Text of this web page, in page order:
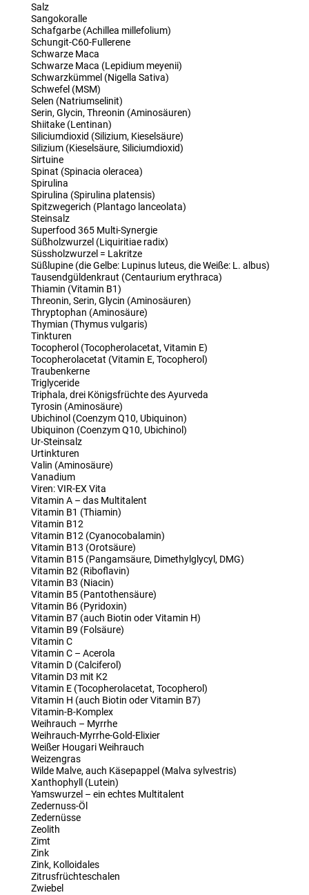
Salz
Sangokoralle
Schafgarbe (Achillea millefolium)
Schungit-C60-Fullerene
Schwarze Maca
Schwarze Maca (Lepidium meyenii)
Schwarzkümmel (Nigella Sativa)
Schwefel (MSM)
Selen (Natriumselinit)
Serin, Glycin, Threonin (Aminosäuren)
Shiitake (Lentinan)
Siliciumdioxid (Silizium, Kieselsäure)
Silizium (Kieselsäure, Siliciumdioxid)
Sirtuine
Spinat (Spinacia oleracea)
Spirulina
Spirulina (Spirulina platensis)
Spitzwegerich (Plantago lanceolata)
Steinsalz
Superfood 365 Multi-Synergie
Süßholzwurzel (Liquiritiae radix)
Süssholzwurzel = Lakritze
Süßlupine (die Gelbe: Lupinus luteus, die Weiße: L. albus)
Tausendgüldenkraut (Centaurium erythraca)
Thiamin (Vitamin B1)
Threonin, Serin, Glycin (Aminosäuren)
Thryptophan (Aminosäure)
Thymian (Thymus vulgaris)
Tinkturen
Tocopherol (Tocopherolacetat, Vitamin E)
Tocopherolacetat (Vitamin E, Tocopherol)
Traubenkerne
Triglyceride
Triphala, drei Königsfrüchte des Ayurveda
Tyrosin (Aminosäure)
Ubichinol (Coenzym Q10, Ubiquinon)
Ubiquinon (Coenzym Q10, Ubichinol)
Ur-Steinsalz
Urtinkturen
Valin (Aminosäure)
Vanadium
Viren: VIR-EX Vita
Vitamin A – das Multitalent
Vitamin B1 (Thiamin)
Vitamin B12
Vitamin B12 (Cyanocobalamin)
Vitamin B13 (Orotsäure)
Vitamin B15 (Pangamsäure, Dimethylglycyl, DMG)
Vitamin B2 (Riboflavin)
Vitamin B3 (Niacin)
Vitamin B5 (Pantothensäure)
Vitamin B6 (Pyridoxin)
Vitamin B7 (auch Biotin oder Vitamin H)
Vitamin B9 (Folsäure)
Vitamin C
Vitamin C – Acerola
Vitamin D (Calciferol)
Vitamin D3 mit K2
Vitamin E (Tocopherolacetat, Tocopherol)
Vitamin H (auch Biotin oder Vitamin B7)
Vitamin-B-Komplex
Weihrauch – Myrrhe
Weihrauch-Myrrhe-Gold-Elixier
Weißer Hougari Weihrauch
Weizengras
Wilde Malve, auch Käsepappel (Malva sylvestris)
Xanthophyll (Lutein)
Yamswurzel – ein echtes Multitalent
Zedernuss-Öl
Zedernüsse
Zeolith
Zimt
Zink
Zink, Kolloidales
Zitrusfrüchteschalen
Zwiebel